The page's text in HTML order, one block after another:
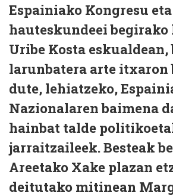
Espainiako Kongresu
hauteskundeei begirako
Uribe Kosta eskualdean,
larunbatera arte itxaron
dute, lehiatzeko,
Nazionalaren baimena
hainbat talde
jarraitzaileek. Besteak
Areetako Xake plazan
deitutako mitinean